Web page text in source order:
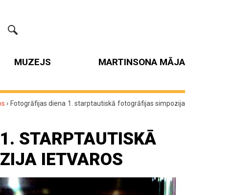
MUZEJS MARTINSONA MĀJA
› Fotogrāfijas diena 1. starptautiskā fotogrāfijas simpozija
STARPTAUTISKĀ
IETVAROS